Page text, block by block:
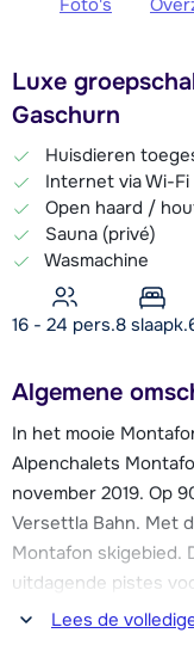
Luxe
Gaschurn
Huisdieren
Internet via Wi-Fi
Open haard /
Sauna (privé)
Wasmachine
16 - 24 pers.8 slaapk.
Algemene
In het mooie
Alpenchalets
november 2019. Op
Versettla Bahn. Met
Montafon skigebied.
uitdagende pistes
chalets kun je
Lees de